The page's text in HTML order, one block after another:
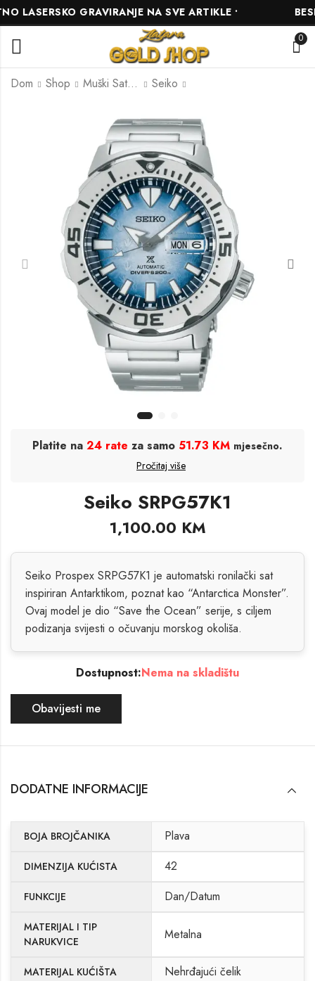
GRAVIRANJE NA SVE ARTIKLE •
0
Dom Shop Muški Satovi Seiko
Seiko Presage
Automatic SSA447J1
1,311.00
1,380.00
Seiko Presage
SRPE15J1 Automatik
855.00
900.00
Platite na 24 rate za samo 51.73 KM mjesečno.
Pročitaj više
Seiko SRPG57K1
1,100.00 KM
Seiko Prospex SRPG57K1 je automatski ronilački sat
inspiriran Antarktikom, poznat kao “Antarctica Monster”.
Ovaj model je dio “Save the Ocean” serije, s ciljem
podizanja svijesti o očuvanju morskog okoliša.
Dostupnost:Nema na skladištu
Obavijesti me
DODATNE INFORMACIJE
BOJA BROJČANIKA Plava
DIMENZIJA KUĆISTA 42
FUNKCIJE Dan/Datum
MATERIJAL I TIP
NARUKVICE
Metalna
MATERIJAL KUĆIŠTA Nehrđajući čelik